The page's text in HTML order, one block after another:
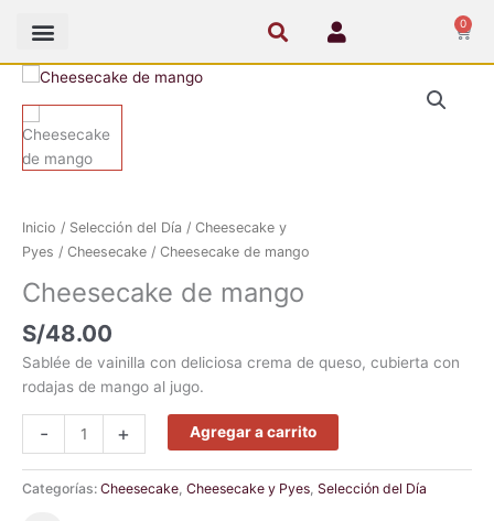
contenido
0
Cart
Inicio / Selección del Día / Cheesecake y
Pyes / Cheesecake / Cheesecake de mango
Cheesecake de mango
S/48.00
Sablée de vainilla con deliciosa crema de queso, cubierta con
rodajas de mango al jugo.
-
Cheesecake
mango
+ Agregar a carrito
Categorías: Cheesecake Cheesecake y Pyes Selección del Día